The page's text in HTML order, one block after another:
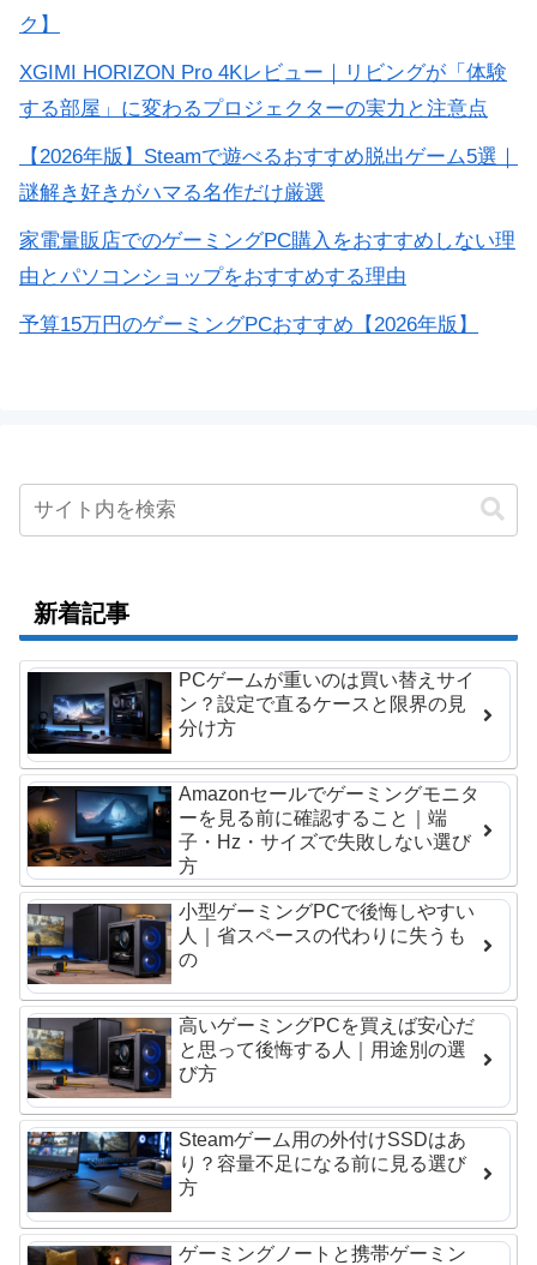
ク】
XGIMI HORIZON Pro 4Kレビュー｜リビングが「体験
する部屋」に変わるプロジェクターの実力と注意点
【2026年版】Steamで遊べるおすすめ脱出ゲーム5選｜
謎解き好きがハマる名作だけ厳選
家電量販店でのゲーミングPC購入をおすすめしない理
由とパソコンショップをおすすめする理由
予算15万円のゲーミングPCおすすめ【2026年版】
新着記事
PCゲームが重いのは買い替えサイ
ン？設定で直るケースと限界の見
分け方
Amazonセールでゲーミングモニタ
ーを見る前に確認すること｜端
子・Hz・サイズで失敗しない選び
方
小型ゲーミングPCで後悔しやすい
人｜省スペースの代わりに失うも
の
高いゲーミングPCを買えば安心だ
と思って後悔する人｜用途別の選
び方
Steamゲーム用の外付けSSDはあ
り？容量不足になる前に見る選び
方
ゲーミングノートと携帯ゲーミン